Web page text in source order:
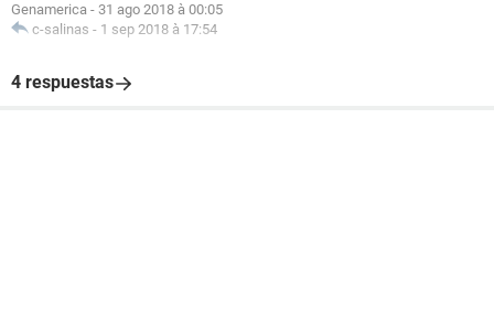
Genamerica - 31 ago 2018 à 00:05
c-salinas - 1 sep 2018 à 17:54
4 respuestas